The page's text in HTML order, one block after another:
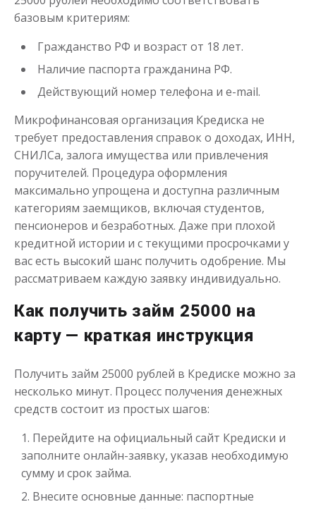
Моментальный займ
до 50 000
Срок от 1 до 21 дня
Получить
Одолжим до 30 дней
от 1
Получить
базовым критериям:
Гражданство РФ и возраст от 18 лет.
Наличие паспорта гражданина РФ.
Действующий номер телефона и e-mail.
Микрофинансовая организация Кредиска не
требует предоставления справок о доходах, ИНН,
СНИЛСа, залога имущества или привлечения
поручителей. Процедура оформления
максимально упрощена и доступна различным
категориям заемщиков, включая студентов,
пенсионеров и безработных. Даже при плохой
кредитной истории и с текущими просрочками у
вас есть высокий шанс получить одобрение. Мы
рассматриваем каждую заявку индивидуально.
Как получить займ 25000 на
карту — краткая инструкция
Получить займ 25000 рублей в Кредиске можно за
несколько минут. Процесс получения денежных
средств состоит из простых шагов:
Перейдите на официальный сайт Кредиски и
заполните онлайн-заявку, указав необходимую
сумму и срок займа.
Внесите основные данные: паспортные